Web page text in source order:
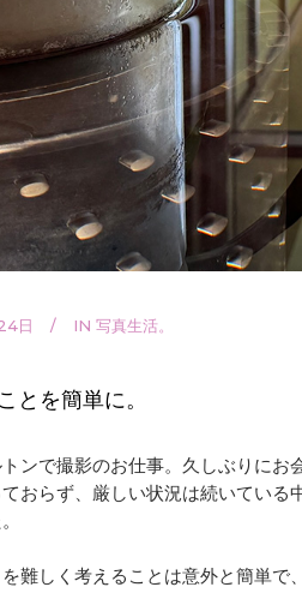
日 IN 写真生活。
とを簡単に。
ンで撮影のお仕事。久しぶりに
おらず、厳しい状況は続いてい
難しく考えることは意外と簡単